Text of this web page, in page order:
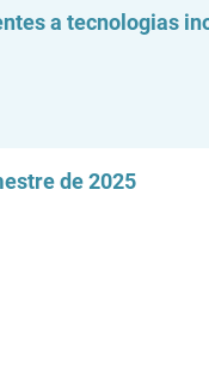
a tecnologias
de 2025